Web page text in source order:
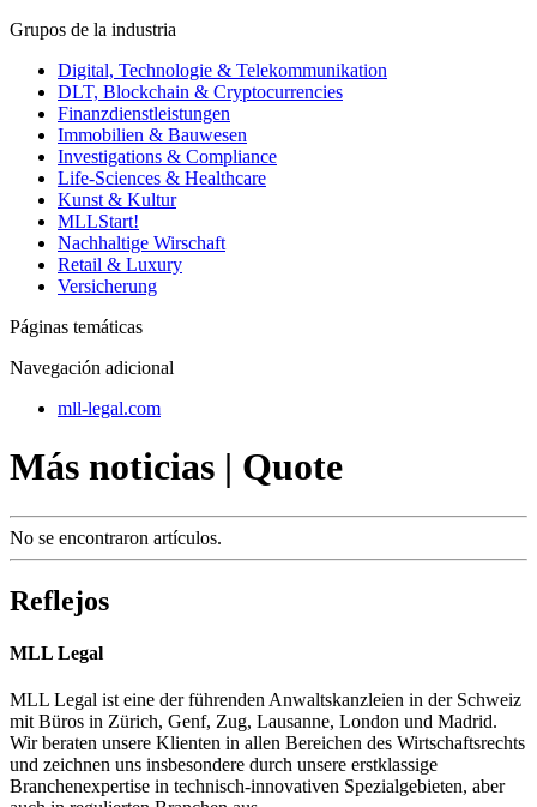
Grupos de la industria
Digital, Technologie & Telekommunikation
DLT, Blockchain & Cryptocurrencies
Finanzdienstleistungen
Immobilien & Bauwesen
Investigations & Compliance
Life-Sciences & Healthcare
Kunst & Kultur
MLLStart!
Nachhaltige Wirschaft
Retail & Luxury
Versicherung
Páginas temáticas
Navegación adicional
mll-legal.com
Más noticias | Quote
No se encontraron artículos.
Reflejos
MLL Legal
MLL Legal ist eine der führenden Anwaltskanzleien in der Schweiz
mit Büros in Zürich, Genf, Zug, Lausanne, London und Madrid.
Wir beraten unsere Klienten in allen Bereichen des Wirtschaftsrechts
und zeichnen uns insbesondere durch unsere erstklassige
Branchenexpertise in technisch-innovativen Spezialgebieten, aber